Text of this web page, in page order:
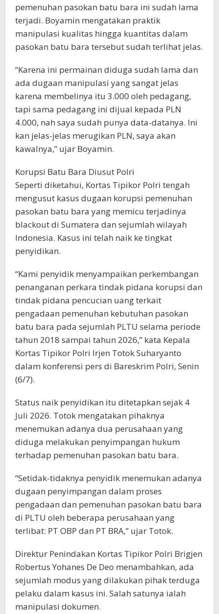
pemenuhan pasokan batu bara ini sudah lama
terjadi. Boyamin mengatakan praktik
manipulasi kualitas hingga kuantitas dalam
pasokan batu bara tersebut sudah terlihat jelas.
“Karena ini permainan diduga sudah lama dan
ada dugaan manipulasi yang sangat jelas
karena membelinya itu 3.000 oleh pedagang,
tapi sama pedagang ini dijual kepada PLN
4.000, nah saya sudah punya data-datanya. Ini
kan jelas-jelas merugikan PLN, saya akan
kawalnya,” ujar Boyamin.
Korupsi Batu Bara Diusut Polri
Seperti diketahui, Kortas Tipikor Polri tengah
mengusut kasus dugaan korupsi pemenuhan
pasokan batu bara yang memicu terjadinya
blackout di Sumatera dan sejumlah wilayah
Indonesia. Kasus ini telah naik ke tingkat
penyidikan.
“Kami penyidik menyampaikan perkembangan
penanganan perkara tindak pidana korupsi dan
tindak pidana pencucian uang terkait
pengadaan pemenuhan kebutuhan pasokan
batu bara pada sejumlah PLTU selama periode
tahun 2018 sampai tahun 2026,” kata Kepala
Kortas Tipikor Polri Irjen Totok Suharyanto
dalam konferensi pers di Bareskrim Polri, Senin
(6/7).
Status naik penyidikan itu ditetapkan sejak 4
Juli 2026. Totok mengatakan pihaknya
menemukan adanya dua perusahaan yang
diduga melakukan penyimpangan hukum
terhadap pemenuhan pasokan batu bara.
“Setidak-tidaknya penyidik menemukan adanya
dugaan penyimpangan dalam proses
pengadaan dan pemenuhan pasokan batu bara
di PLTU oleh beberapa perusahaan yang
terlibat: PT OBP dan PT BRA,” ujar Totok.
Direktur Penindakan Kortas Tipikor Polri Brigjen
Robertus Yohanes De Deo menambahkan, ada
sejumlah modus yang dilakukan pihak terduga
pelaku dalam kasus ini. Salah satunya ialah
manipulasi dokumen.